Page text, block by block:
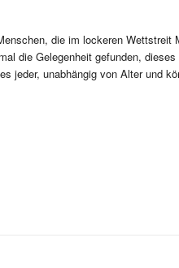
die im lockeren Wettstreit
die Gelegenheit gefunden,
jeder, unabhängig von Alter und